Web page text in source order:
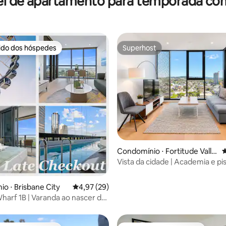
de 5, 236 avaliações
preferidos dos hóspedes
dos hóspedes
⋅ Brisbane City 4,97 de uma avaliação média de 5, 29
4,97 (29)
1B | Varanda ao nascer do
Superhost
Superhost
Condomínio ⋅ Fortitude Valle
y
Vista da cidade | Academia e